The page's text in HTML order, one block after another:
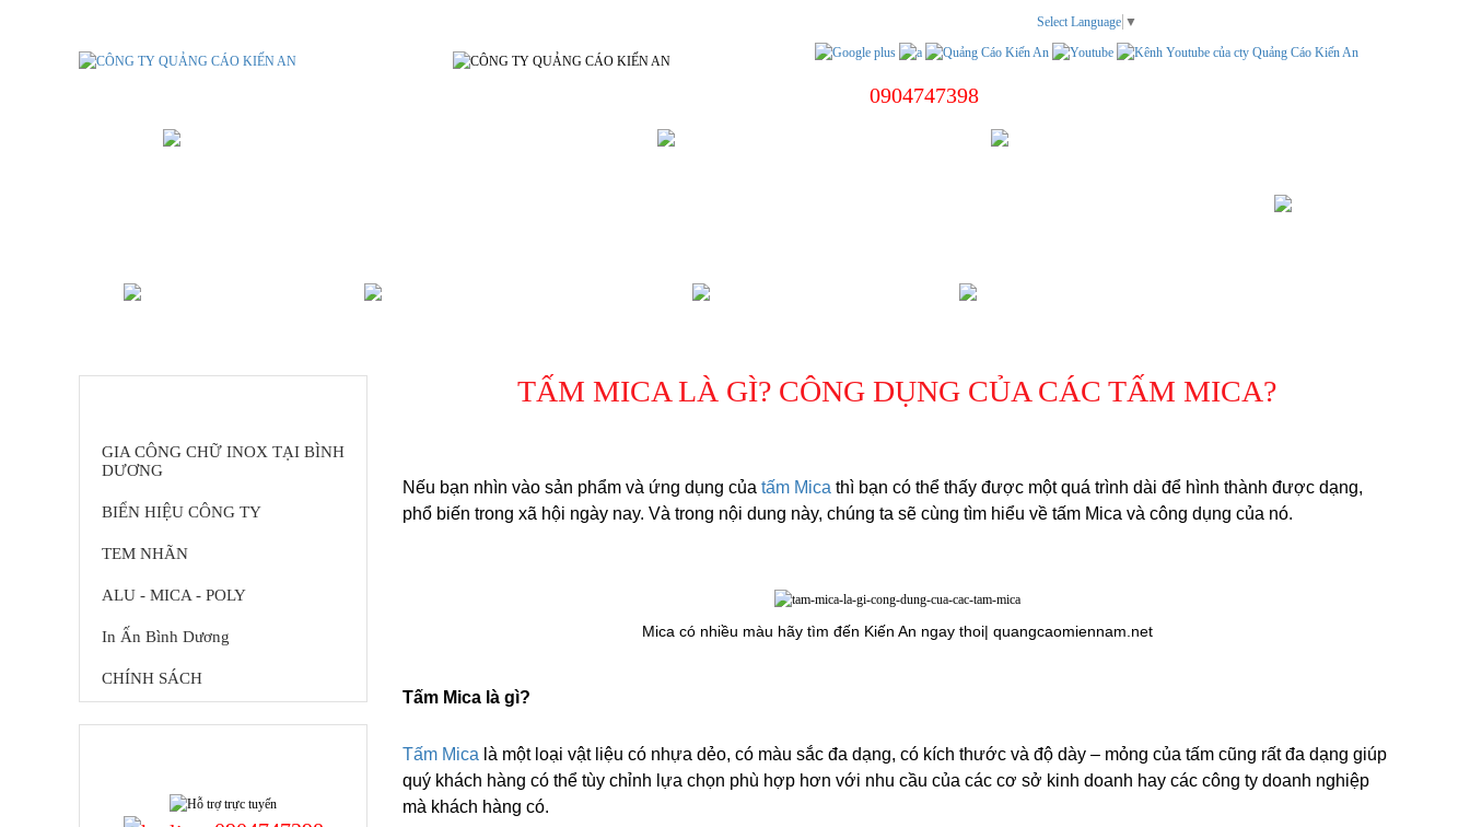
Select Language ▼
0904747398
GIA CÔNG CHỮ INOX TẠI BÌNH
DƯƠNG
BIỂN HIỆU CÔNG TY
TEM NHÃN
ALU - MICA - POLY
In Ấn Bình Dương
CHÍNH SÁCH
TẤM MICA LÀ GÌ? CÔNG DỤNG CỦA CÁC TẤM MICA?
Nếu bạn nhìn vào sản phẩm và ứng dụng của tấm Mica thì bạn có thể thấy được một quá trình dài để hình thành được dạng,
phổ biến trong xã hội ngày nay. Và trong nội dung này, chúng ta sẽ cùng tìm hiểu về tấm Mica và công dụng của nó.
Mica có nhiều màu hãy tìm đến Kiến An ngay thoi| quangcaomiennam.net
Tấm Mica là gì?
Tấm Mica là một loại vật liệu có nhựa dẻo, có màu sắc đa dạng, có kích thước và độ dày – mỏng của tấm cũng rất đa dạng giúp
quý khách hàng có thể tùy chỉnh lựa chọn phù hợp hơn với nhu cầu của các cơ sở kinh doanh hay các công ty doanh nghiệp
mà khách hàng có.